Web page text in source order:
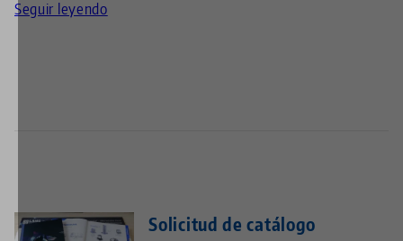
Seguir leyendo
Solicitud de catálogo